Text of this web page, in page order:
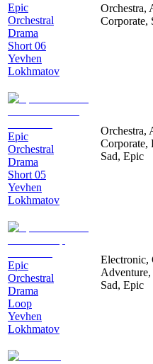
Epic
Orchestral
Drama
Short 06
Yevhen
Lokhmatov
Orchestra,
Corporate,
Epic
Orchestral
Drama
Short 05
Yevhen
Lokhmatov
Orchestra,
Corporate,
Sad, Epic
Epic
Orchestral
Drama
Loop
Yevhen
Lokhmatov
Electronic,
Adventure,
Sad, Epic